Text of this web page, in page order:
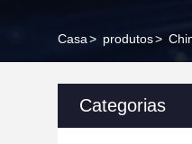
Casa> produtos>
Categorias